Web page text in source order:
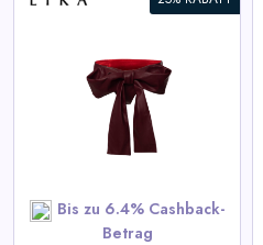
Bis zu 6.4% Cashback-
Betrag
Bordeaux Kleid mit
voluminösen Elementen
View All LIKA Deals
SHOP NOW